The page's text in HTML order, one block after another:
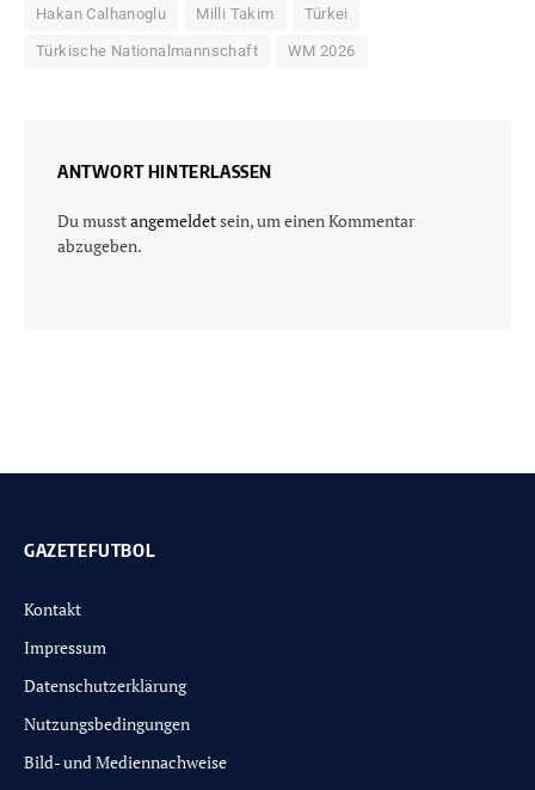
Hakan Calhanoglu Milli Takim Türkei
Türkische Nationalmannschaft WM 2026
ANTWORT HINTERLASSEN
Du musstangemeldetsein, um einen Kommentar
abzugeben.
GAZETEFUTBOL
Kontakt
Impressum
Datenschutzerklärung
Nutzungsbedingungen
Bild- und Mediennachweise